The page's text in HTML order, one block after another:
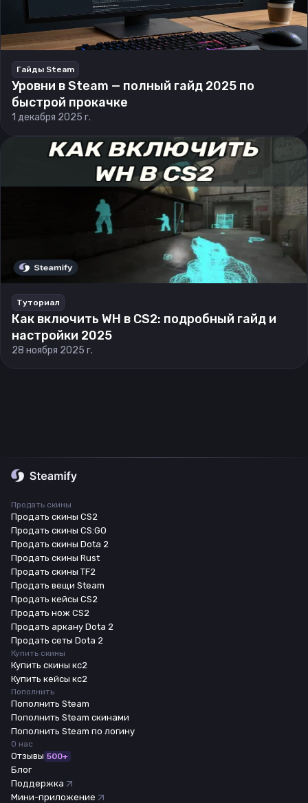
Гайды Steam
Уровни в Steam — полный гайд 2025 по
быстрой прокачке
1 декабря 2025 г.
Туториал
Как включить WH в CS2: подробный гайд и
настройки 2025
28 ноября 2025 г.
Продать скины
Продать скины CS2
Продать скины CS:GO
Продать скины Dota 2
Продать скины Rust
Продать скины TF2
Продать вещи Steam
Продать кейсы CS2
Продать нож CS2
Продать аркану Dota 2
Продать сеты Dota 2
Купить скины
Купить скины кс2
Купить кейсы кс2
Пополнить
Пополнить Steam
Пополнить Steam скинами
Пополнить Steam по логину
О нас
Отзывы 500+
Блог
Поддержка
Мини-приложение